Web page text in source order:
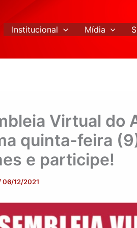
Institucional Mídia
Virtual do
quinta-feira
e participe!
06/12/2021